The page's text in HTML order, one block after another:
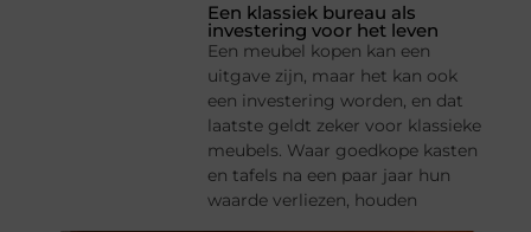
Een klassiek bureau als
investering voor het leven
Een meubel kopen kan een
uitgave zijn, maar het kan ook
een investering worden, en dat
laatste geldt zeker voor klassieke
meubels. Waar goedkope kasten
en tafels na een paar jaar hun
waarde verliezen, houden